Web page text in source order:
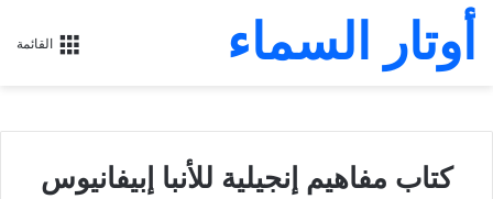
القائمة أوتار السماء
كتاب مفاهيم إنجيلية للأنبا إبيفانيوس